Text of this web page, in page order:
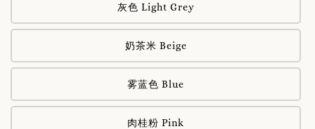
灰色 Light Grey
奶茶米 Beige
雾蓝色 Blue
肉桂粉 Pink